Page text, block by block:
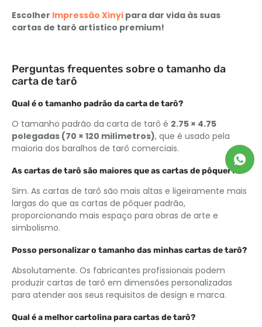
Escolher Impressão Xinyi para dar vida às suas
cartas de tarô artístico premium!
Perguntas frequentes sobre o tamanho da
carta de tarô
Qual é o tamanho padrão da carta de tarô?
O tamanho padrão da carta de tarô é 2.75 × 4.75
polegadas (70 × 120 milímetros), que é usado pela
maioria dos baralhos de tarô comerciais.
As cartas de tarô são maiores que as cartas de pôquer??
Sim. As cartas de tarô são mais altas e ligeiramente mais
largas do que as cartas de pôquer padrão,
proporcionando mais espaço para obras de arte e
simbolismo.
Posso personalizar o tamanho das minhas cartas de tarô?
Absolutamente. Os fabricantes profissionais podem
produzir cartas de tarô em dimensões personalizadas
para atender aos seus requisitos de design e marca.
Qual é a melhor cartolina para cartas de tarô?